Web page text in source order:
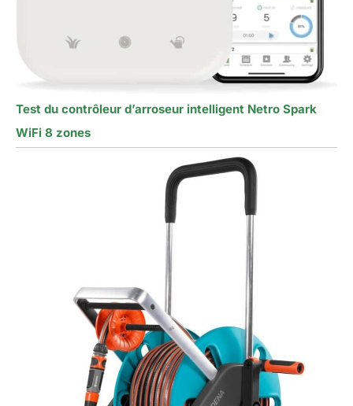
Test du contrôleur d’arroseur intelligent Netro Spark
WiFi 8 zones